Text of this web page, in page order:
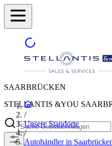
SAARBRÜCKEN
STELLANTIS &YOU
/
Unsere Standorte
/
Autohändler in